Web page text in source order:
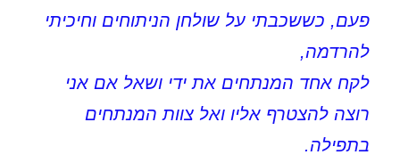
פעם, כששכבתי על שולחן הניתוחים וחיכיתי
להרדמה,
לקח אחד המנתחים את ידי ושאל אם אני
רוצה להצטרף אליו ואל צוות המנתחים
בתפילה.